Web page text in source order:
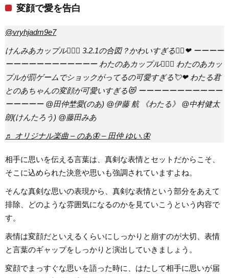
変顔で愛を告白
@vryhjadm9e7
けんみあカップル👩‍❤️‍👩 3.2.1の合図？かわいすぎる❤️‍🔥❤︎ ーーーー
ーーーーーーーーーーーー わたのあカップル👩‍❤️‍👩 わたのあカッ
プルが罰ゲームでショックがってるの可愛すぎる💘❤︎ わたる君
とのあちゃんの変顔が可愛いすぎる😻 ーーーーーーーーーーー
ーーーーー @田仲埜愛(のあ) @伊藤 航 《わたる》 @中村健太
朗(けんたろう) @藤田みあ
♬ オリジナル楽曲 – のあ🦋 – 田仲 ゆい.🦋
相手に思いを伝える言葉は、真剣な表情とセットだからこそ、
そこに込められた決意や思いも強調されていますよね。
そんな真剣な思いの表現から、真剣な表情という部分をあえて
排除、どのような雰囲気になるのかを見ていこうという内容で
す。
表情は変顔だといえるくらいにしっかりと崩すのが大切、表情
と言葉のギャップをしっかりと演出していきましょう。
変顔でまっすぐな思いを語った時に、はたして相手に思いが届